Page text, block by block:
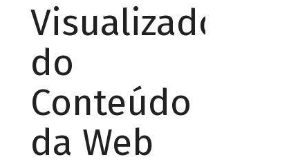
Visualizador
do
Conteúdo
da Web